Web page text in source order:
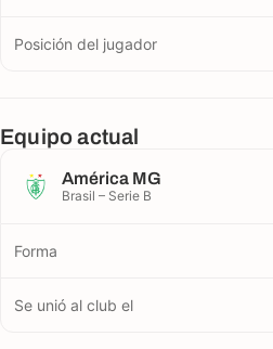
Posición del jugador
Equipo actual
América MG
Brasil – Serie B
Forma
Se unió al club el